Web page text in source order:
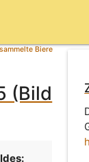
Biere
(Bild